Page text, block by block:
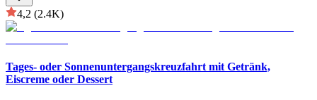
4,2 (2.4K)
Tages- oder Sonnenuntergangskreuzfahrt mit Getränk,
Eiscreme oder Dessert